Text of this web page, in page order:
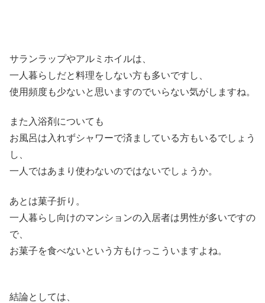
サランラップやアルミホイルは、
一人暮らしだと料理をしない方も多いですし、
使用頻度も少ないと思いますのでいらない気がしますね。
また入浴剤についても
お風呂は入れずシャワーで済ましている方もいるでしょう
し、
一人ではあまり使わないのではないでしょうか。
あとは菓子折り。
一人暮らし向けのマンションの入居者は男性が多いですの
で、
お菓子を食べないという方もけっこういますよね。
結論としては、